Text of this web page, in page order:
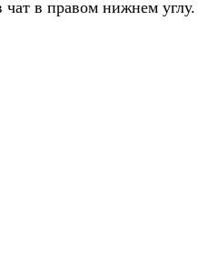
в правом нижнем